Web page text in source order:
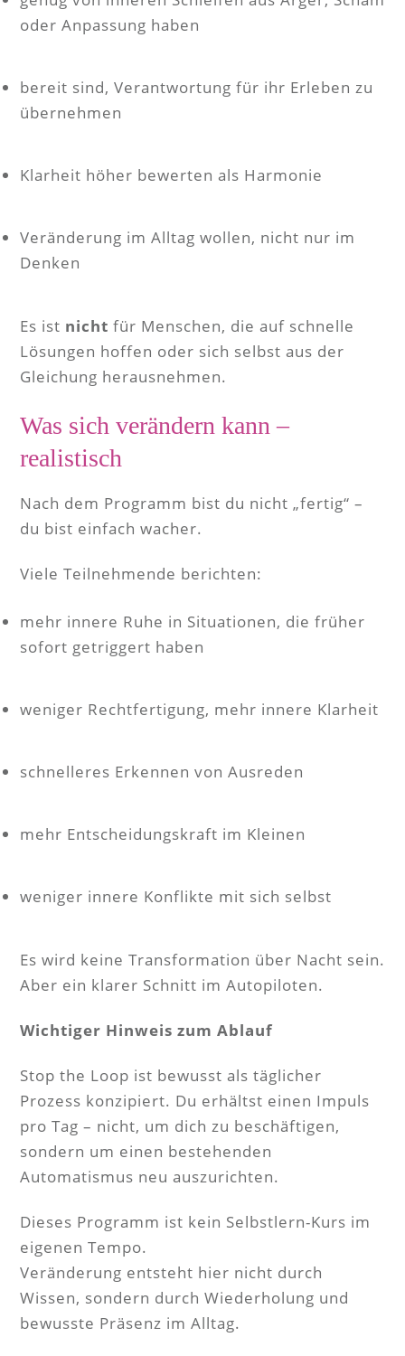
oder Anpassung haben
bereit sind, Verantwortung für ihr Erleben zu
übernehmen
Klarheit höher bewerten als Harmonie
Veränderung im Alltag wollen, nicht nur im
Denken
Es ist nicht für Menschen, die auf schnelle
Lösungen hoffen oder sich selbst aus der
Gleichung herausnehmen.
Was sich verändern kann –
realistisch
Nach dem Programm bist du nicht „fertig“ –
du bist einfach wacher.
Viele Teilnehmende berichten:
mehr innere Ruhe in Situationen, die früher
sofort getriggert haben
weniger Rechtfertigung, mehr innere Klarheit
schnelleres Erkennen von Ausreden
mehr Entscheidungskraft im Kleinen
weniger innere Konflikte mit sich selbst
Es wird keine Transformation über Nacht sein.
Aber ein klarer Schnitt im Autopiloten.
Wichtiger Hinweis zum Ablauf
Stop the Loop ist bewusst als täglicher
Prozess konzipiert. Du erhältst einen Impuls
pro Tag – nicht, um dich zu beschäftigen,
sondern um einen bestehenden
Automatismus neu auszurichten.
Dieses Programm ist kein Selbstlern-Kurs im
eigenen Tempo.
Veränderung entsteht hier nicht durch
Wissen, sondern durch Wiederholung und
bewusste Präsenz im Alltag.